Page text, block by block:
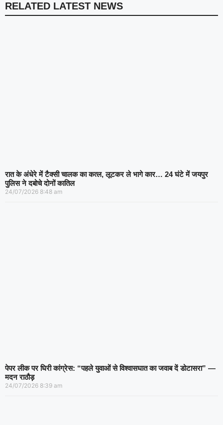
RELATED LATEST NEWS
रात के अंधेरे में टैक्सी चालक का कत्ल, लूटकर ले भागे कार… 24 घंटे में जयपुर
पुलिस ने दबोचे दोनों कातिल
24/07/2026 8:48 am
पेपर लीक पर घिरी कांग्रेस: “पहले युवाओं से विश्वासघात का जवाब दें डोटासरा” —
मदन राठौड़
24/07/2026 8:39 am